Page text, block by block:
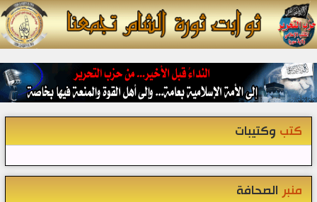
كتب وكتيبات
منبر الصحافة